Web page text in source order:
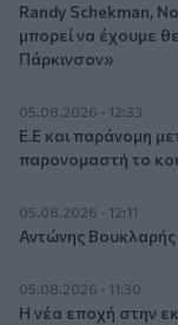
Randy Schekman,
μπορεί να έχουμε
Πάρκινσον»
05.08.2026 - 12:33
Ε.Ε και παράνομη
παρονομαστή το
05.08.2026 - 12:11
Αντώνης
05.08.2026 - 11:30
Η νέα εποχή στην